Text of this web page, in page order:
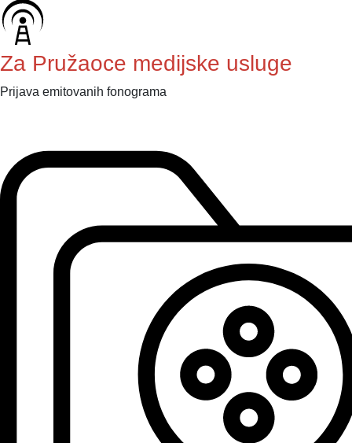
Za Pružaoce medijske usluge
Prijava emitovanih fonograma